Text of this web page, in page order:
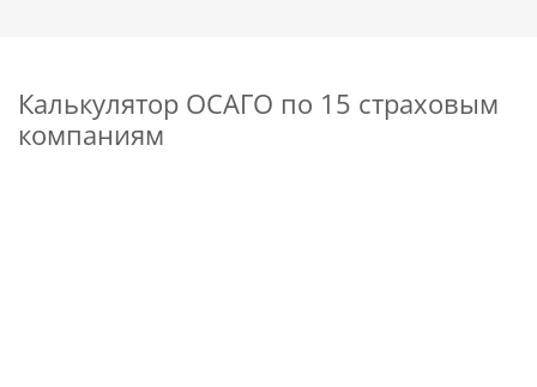
Калькулятор ОСАГО по 15 страховым
компаниям